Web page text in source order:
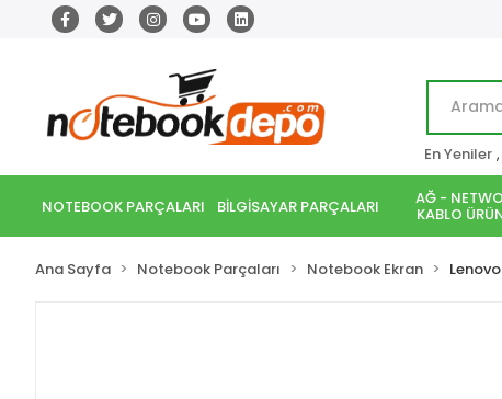
En Yeniler ,
NOTEBOOK PARÇALARI BİLGİSAYAR PARÇALARI AĞ -
KABLO
Ana Sayfa Notebook Parçaları Notebook Ekran Lenovo